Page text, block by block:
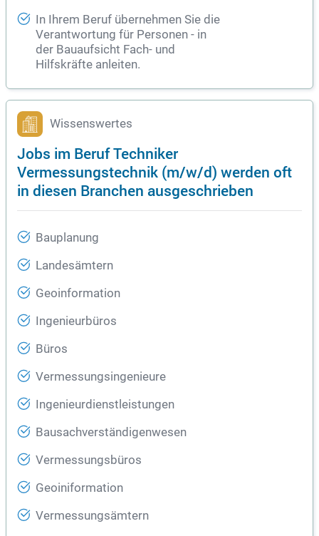
In Ihrem Beruf übernehmen Sie die
Verantwortung für Personen - in
der Bauaufsicht Fach- und
Hilfskräfte anleiten.
Wissenswertes
Jobs im Beruf Techniker
Vermessungstechnik (m/w/d) werden oft
in diesen Branchen ausgeschrieben
Bauplanung
Landesämtern
Geoinformation
Ingenieurbüros
Büros
Vermessungsingenieure
Ingenieurdienstleistungen
Bausachverständigenwesen
Vermessungsbüros
Geoiniformation
Vermessungsämtern